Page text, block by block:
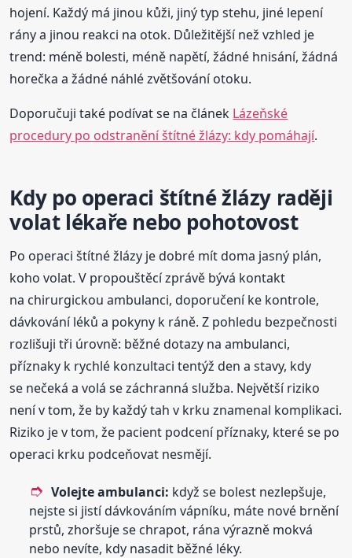
hojení. Každý má jinou kůži, jiný typ stehu, jiné lepení
rány a jinou reakci na otok. Důležitější než vzhled je
trend: méně bolesti, méně napětí, žádné hnisání, žádná
horečka a žádné náhlé zvětšování otoku.
Doporučuji také podívat se na článek Lázeňské
procedury po odstranění štítné žlázy: kdy pomáhají.
Kdy po operaci štítné žlázy raději
volat lékaře nebo pohotovost
Po operaci štítné žlázy je dobré mít doma jasný plán,
koho volat. V propouštěcí zprávě bývá kontakt
na chirurgickou ambulanci, doporučení ke kontrole,
dávkování léků a pokyny k ráně. Z pohledu bezpečnosti
rozlišuji tři úrovně: běžné dotazy na ambulanci,
příznaky k rychlé konzultaci tentýž den a stavy, kdy
se nečeká a volá se záchranná služba. Největší riziko
není v tom, že by každý tah v krku znamenal komplikaci.
Riziko je v tom, že pacient podcení příznaky, které se po
operaci krku podceňovat nesmějí.
Volejte ambulanci: když se bolest nezlepšuje,
nejste si jistí dávkováním vápníku, máte nové brnění
prstů, zhoršuje se chrapot, rána výrazně mokvá
nebo nevíte, kdy nasadit běžné léky.